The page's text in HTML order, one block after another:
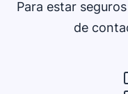
Para estar
de